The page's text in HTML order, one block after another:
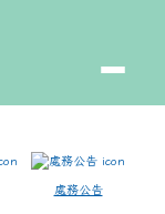
處務公告